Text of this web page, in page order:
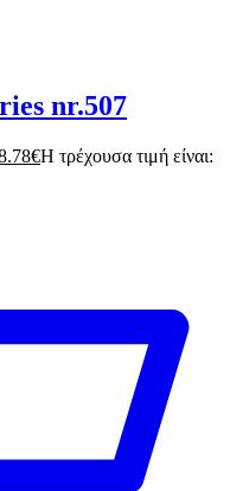
nr.507
€Η τρέχουσα τιμή είναι: